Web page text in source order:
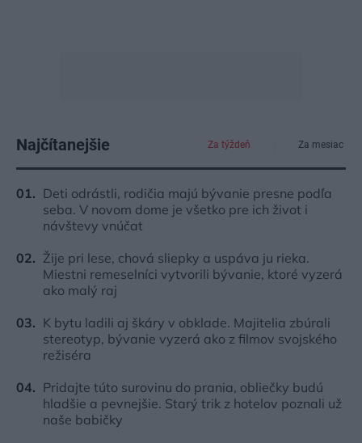
Najčítanejšie Za týždeň Za mesiac
Deti odrástli, rodičia majú bývanie presne podľa
seba. V novom dome je všetko pre ich život i
návštevy vnúčat
Žije pri lese, chová sliepky a uspáva ju rieka.
Miestni remeselníci vytvorili bývanie, ktoré vyzerá
ako malý raj
K bytu ladili aj škáry v obklade. Majitelia zbúrali
stereotyp, bývanie vyzerá ako z filmov svojského
režiséra
Pridajte túto surovinu do prania, obliečky budú
hladšie a pevnejšie. Starý trik z hotelov poznali už
naše babičky